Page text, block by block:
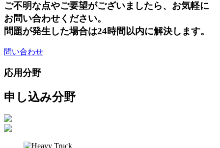
ご不明な点やご要望がございましたら、お気軽に
お問い合わせください。
問題が発生した場合は24時間以内に解決します。
問い合わせ
応用分野
申し込み分野